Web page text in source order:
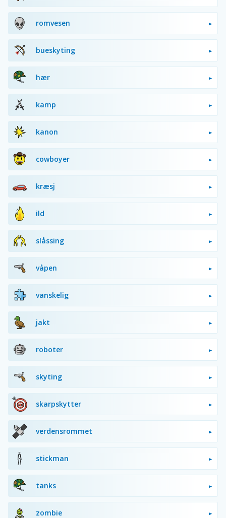
romvesen
bueskyting
hær
kamp
kanon
cowboyer
kræsj
ild
slåssing
våpen
vanskelig
jakt
roboter
skyting
skarpskytter
verdensrommet
stickman
tanks
zombie